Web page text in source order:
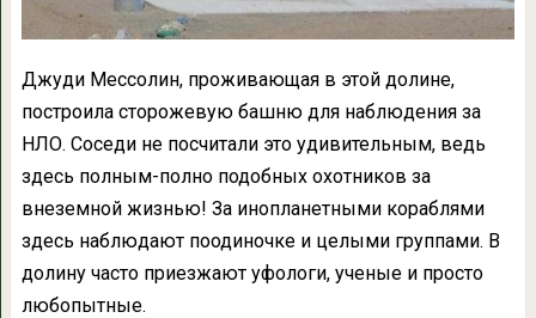
Джуди Мессолин, проживающая в этой долине,
построила сторожевую башню для наблюдения за
НЛО. Соседи не посчитали это удивительным, ведь
здесь полным-полно подобных охотников за
внеземной жизнью! За инопланетными кораблями
здесь наблюдают поодиночке и целыми группами. В
долину часто приезжают уфологи, ученые и просто
любопытные.